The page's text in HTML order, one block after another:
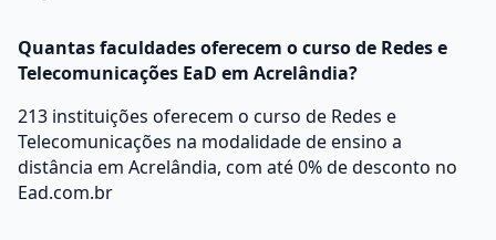
Quantas faculdades oferecem o curso de Redes e
Telecomunicações EaD em Acrelândia?
213 instituições oferecem o curso de Redes e
Telecomunicações na modalidade de ensino a
distância em Acrelândia, com até 0% de desconto no
Ead.com.br